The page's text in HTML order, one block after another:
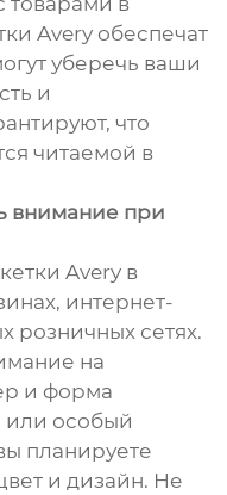
Avery обеспечат
уберечь ваши
и
что
читаемой в
внимание при
Avery в
интернет-
розничных сетях.
на
и форма
или особый
планируете
и дизайн. Не